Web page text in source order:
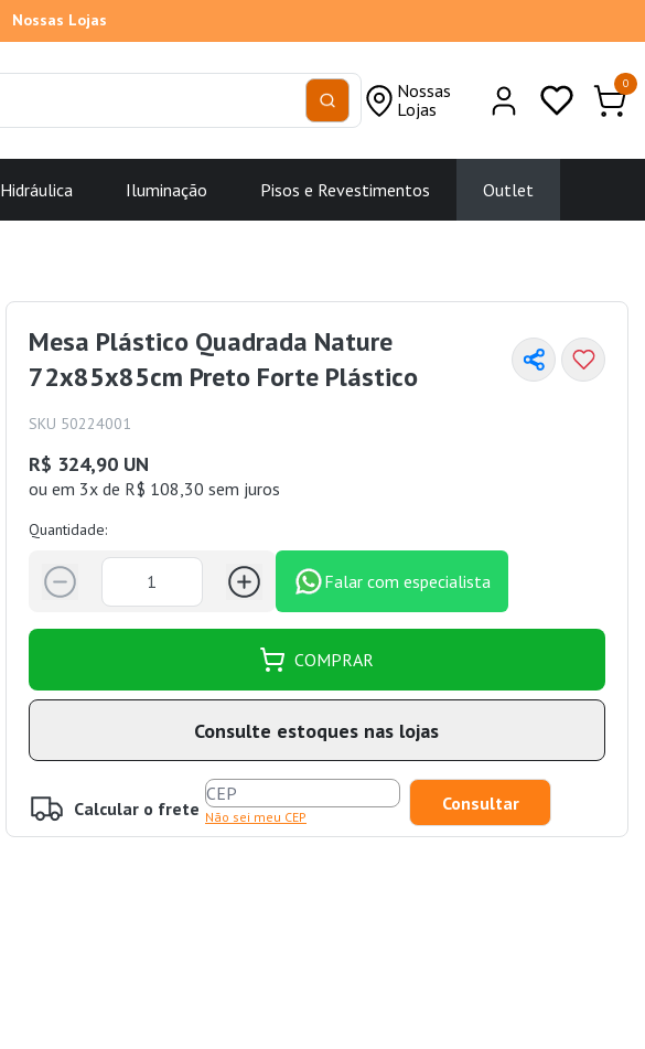
Nossas Lojas
Nossas
Lojas
0
Hidráulica Iluminação Pisos e Revestimentos Outlet
Mesa Plástico Quadrada Nature
72x85x85cm Preto Forte Plástico
SKU 50224001
R$ 324,90 UN
ou em 3x de R$ 108,30 sem juros
Quantidade:
Falar com especialista
COMPRAR
Consulte estoques nas lojas
Calcular o frete Não sei meu CEP